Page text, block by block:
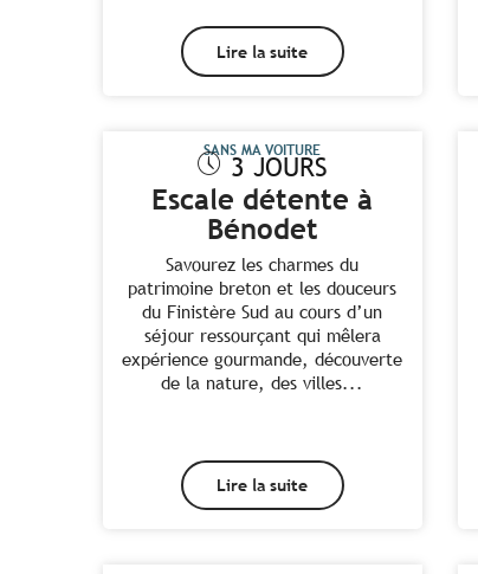
Lire la suite
SANS MA VOITURE
3 JOURS
Escale détente à
Bénodet
Savourez les charmes du
patrimoine breton et les douceurs
du Finistère Sud au cours d’un
séjour ressourçant qui mêlera
expérience gourmande, découverte
de la nature, des villes...
Lire la suite